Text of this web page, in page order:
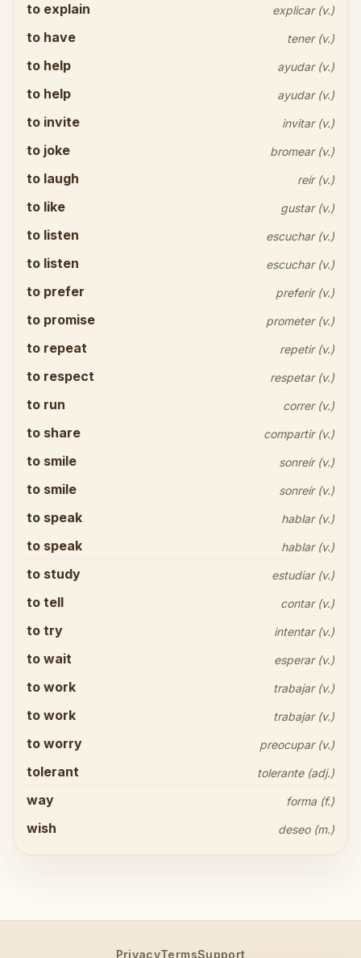
to explain explicar (v.)
to have tener (v.)
to help ayudar (v.)
to help ayudar (v.)
to invite invitar (v.)
to joke bromear (v.)
to laugh reír (v.)
to like gustar (v.)
to listen escuchar (v.)
to listen escuchar (v.)
to prefer preferir (v.)
to promise prometer (v.)
to repeat repetir (v.)
to respect respetar (v.)
to run correr (v.)
to share compartir (v.)
to smile sonreír (v.)
to smile sonreír (v.)
to speak hablar (v.)
to speak hablar (v.)
to study estudiar (v.)
to tell contar (v.)
to try intentar (v.)
to wait esperar (v.)
to work trabajar (v.)
to work trabajar (v.)
to worry preocupar (v.)
tolerant tolerante (adj.)
way forma (f.)
wish deseo (m.)
PrivacyTermsSupport